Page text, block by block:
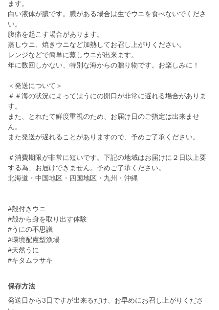
ます。
白い液体が膿です。膿がある場合は生でウニを食べないでくださ
い。
腹痛を起こす場合があります。
蒸しウニ、焼きウニなど加熱してお召し上がりください。
レンジなどで簡単に蒸しウニが出来ます。
年に数回しかない、特別な海からの贈り物です。お楽しみに！
＜発送について＞
＃＃海の状況によってはうにの開口が非常に遅れる場合がありま
す。
また、とれたて鮮度重視のため、お届け日のご指定は出来ませ
ん。
また発送が遅れることがありますので、予めご了承ください。
＃消費期限が非常に短いです。下記の地域はお届けに２日以上要
する為、お届けできません。予めご了承ください。
北海道・中国地区・四国地区・九州・沖縄
#殻付きウニ
#殻から身を取り出す体験
#うにの不思議
#環境配慮型漁場
#天然うに
#キタムラサキ
保存方法
発送日から3日ですが出来るだけ、お早めにお召し上がりくださ